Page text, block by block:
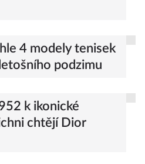
4 modely tenisek
podzimu
k ikonické
chtějí Dior